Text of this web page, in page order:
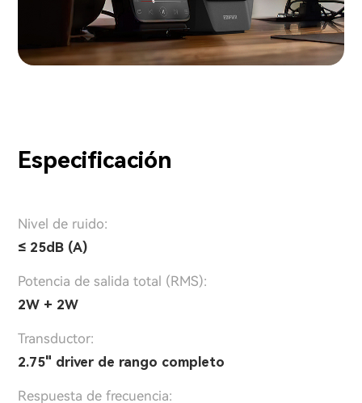
Especificación
Nivel de ruido:
≤ 25dB (A)
Potencia de salida total (RMS):
2W + 2W
Transductor:
2.75" driver de rango completo
Respuesta de frecuencia: